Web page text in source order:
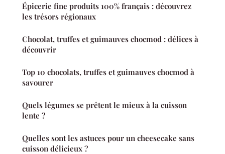
Épicerie fine produits 100% français : découvrez
les trésors régionaux
Chocolat, truffes et guimauves chocmod : délices à
découvrir
Top 10 chocolats, truffes et guimauves chocmod à
savourer
Quels légumes se prêtent le mieux à la cuisson
lente ?
Quelles sont les astuces pour un cheesecake sans
cuisson délicieux ?